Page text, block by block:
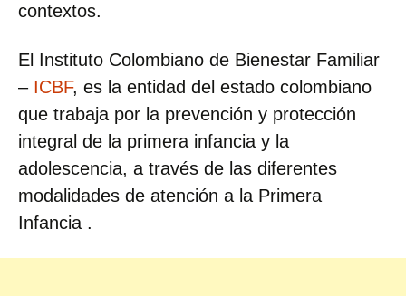
contextos.
El Instituto Colombiano de Bienestar Familiar
– ICBF, es la entidad del estado colombiano
que trabaja por la prevención y protección
integral de la primera infancia y la
adolescencia, a través de las diferentes
modalidades de atención a la Primera
Infancia .